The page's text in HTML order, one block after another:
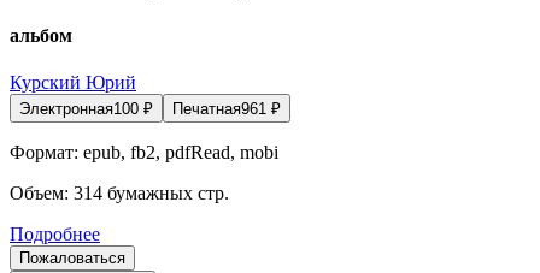
альбом
Курский Юрий
Электронная100 ₽ Печатная961 ₽
Формат: epub, fb2, pdfRead, mobi
Объем: 314 бумажных стр.
Подробнее
Пожаловаться